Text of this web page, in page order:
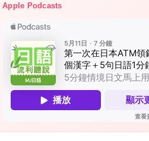
Apple Podcasts